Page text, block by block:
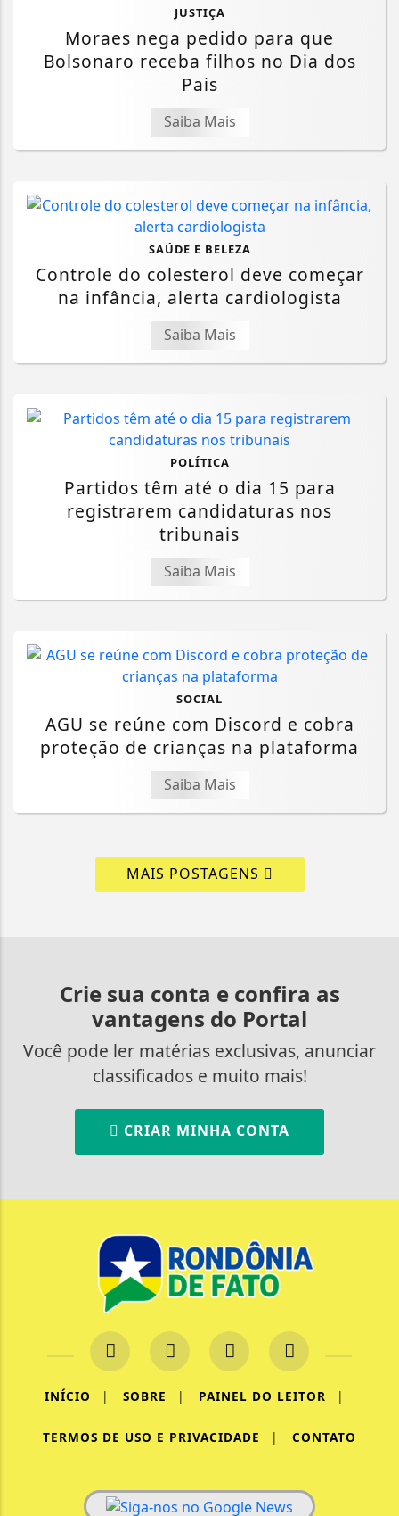
JUSTIÇA
Moraes nega pedido para que
Bolsonaro receba filhos no Dia dos
Pais
Saiba Mais
SAÚDE E BELEZA
Controle do colesterol deve começar
na infância, alerta cardiologista
Saiba Mais
POLÍTICA
Partidos têm até o dia 15 para
registrarem candidaturas nos
tribunais
Saiba Mais
SOCIAL
AGU se reúne com Discord e cobra
proteção de crianças na plataforma
Saiba Mais
MAIS POSTAGENS
Crie sua conta e confira as
vantagens do Portal
Você pode ler matérias exclusivas, anunciar
classificados e muito mais!
CRIAR MINHA CONTA
INÍCIO | SOBRE | PAINEL DO LEITOR |
TERMOS DE USO E PRIVACIDADE | CONTATO